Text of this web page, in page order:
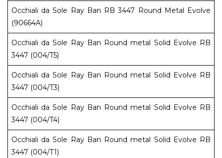
Occhiali da Sole Ray Ban RB 3447 Round Metal Evolve
(90664A)
Occhiali da Sole Ray Ban Round metal Solid Evolve RB
3447 (004/T5)
Occhiali da Sole Ray Ban Round metal Solid Evolve RB
3447 (004/T3)
Occhiali da Sole Ray Ban Round metal Solid Evolve RB
3447 (004/T4)
Occhiali da Sole Ray Ban Round metal Solid Evolve RB
3447 (004/T1)